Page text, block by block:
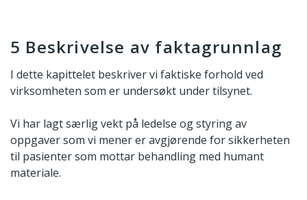
5 Beskrivelse av faktagrunnlag
I dette kapittelet beskriver vi faktiske forhold ved
virksomheten som er undersøkt under tilsynet.
Vi har lagt særlig vekt på ledelse og styring av
oppgaver som vi mener er avgjørende for sikkerheten
til pasienter som mottar behandling med humant
materiale.